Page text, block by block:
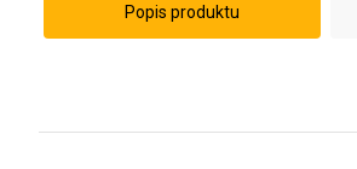
Popis produktu